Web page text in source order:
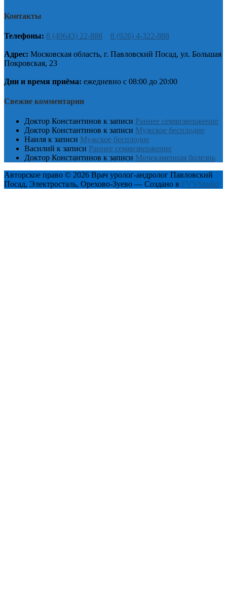
Контакты
Телефоны: 8 (49643) 22-888 8 (926) 4-322-888
Адрес: Московская область, г. Павловский Посад, ул. Большая
Покровская, 23
Дни и время приёма: ежедневно с 08:00 до 20:00
Свежие комментарии
Доктор Константинов к записи Раннее семяизвержение
Доктор Константинов к записи Мужское бесплодие
Наиля к записи Мужское бесплодие
Василий к записи Раннее семяизвержение
Доктор Константинов к записи Мочекаменная болезнь
Авторское право © 2026 Врач уролог-андролог Павловский
Посад, Электросталь, Орехово-Зуево — Создано в FVVStudio